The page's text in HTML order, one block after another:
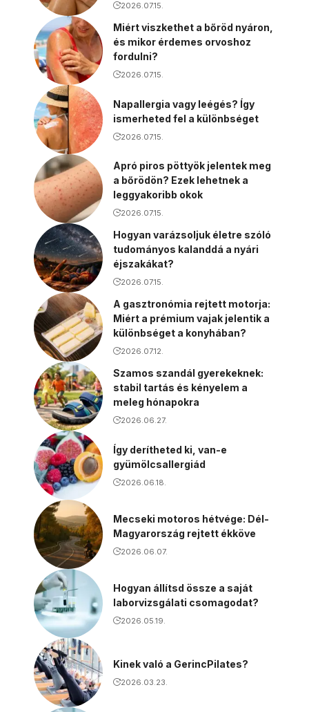
2026.07.15.
Miért viszkethet a bőröd nyáron,
és mikor érdemes orvoshoz
fordulni?
2026.07.15.
Napallergia vagy leégés? Így
ismerheted fel a különbséget
2026.07.15.
Apró piros pöttyök jelentek meg
a bőrödön? Ezek lehetnek a
leggyakoribb okok
2026.07.15.
Hogyan varázsoljuk életre szóló
tudományos kalanddá a nyári
éjszakákat?
2026.07.15.
A gasztronómia rejtett motorja:
Miért a prémium vajak jelentik a
különbséget a konyhában?
2026.07.12.
Szamos szandál gyerekeknek:
stabil tartás és kényelem a
meleg hónapokra
2026.06.27.
Így derítheted ki, van-e
gyümölcsallergiád
2026.06.18.
Mecseki motoros hétvége: Dél-
Magyarország rejtett ékköve
2026.06.07.
Hogyan állítsd össze a saját
laborvizsgálati csomagodat?
2026.05.19.
Kinek való a GerincPilates?
2026.03.23.